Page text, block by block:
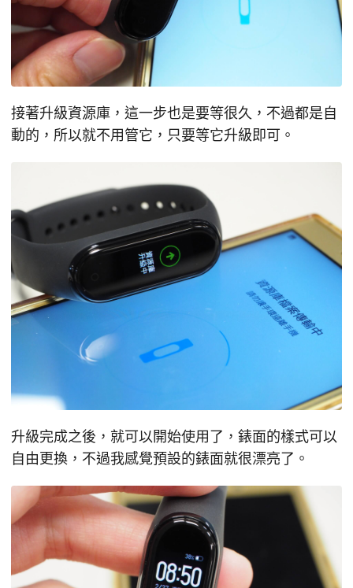
接著升級資源庫，這一步也是要等很久，不過都是自
動的，所以就不用管它，只要等它升級即可。
升級完成之後，就可以開始使用了，錶面的樣式可以
自由更換，不過我感覺預設的錶面就很漂亮了。